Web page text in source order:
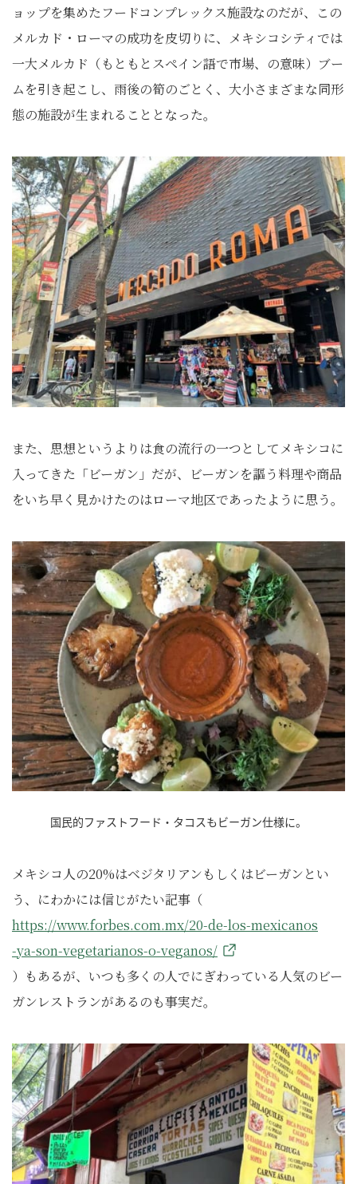
ョップを集めたフードコンプレックス施設なのだが、この
メルカド・ローマの成功を皮切りに、メキシコシティでは
一大メルカド（もともとスペイン語で市場、の意味）ブー
ムを引き起こし、雨後の筍のごとく、大小さまざまな同形
態の施設が生まれることとなった。
また、思想というよりは食の流行の一つとしてメキシコに
入ってきた「ビーガン」だが、ビーガンを謳う料理や商品
をいち早く見かけたのはローマ地区であったように思う。
国民的ファストフード・タコスもビーガン仕様に。
メキシコ人の20%はベジタリアンもしくはビーガンとい
う、にわかには信じがたい記事（
https://www.forbes.com.mx/20-de-los-mexicanos
-ya-son-vegetarianos-o-veganos/
）もあるが、いつも多くの人でにぎわっている人気のビー
ガンレストランがあるのも事実だ。